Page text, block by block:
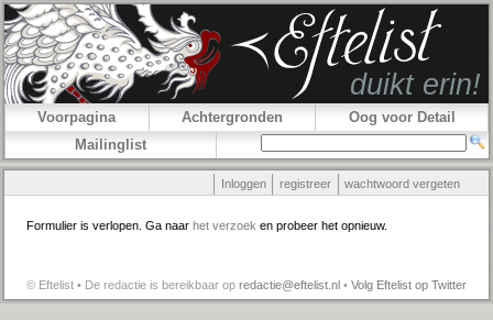
Voorpagina Achtergronden
Oog voor Detail
Mailinglist
Inloggen registreer wachtwoord vergeten
Formulier is verlopen. Ga naar het verzoek en probeer het opnieuw.
© Eftelist • De redactie is bereikbaar op redactie@eftelist.nl • Volg Eftelist op Twitter